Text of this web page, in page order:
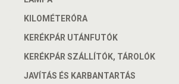
KILOMÉTERÓRA
KERÉKPÁR UTÁNFUTÓK
KERÉKPÁR SZÁLLÍTÓK, TÁROLÓK
JAVÍTÁS ÉS KARBANTARTÁS